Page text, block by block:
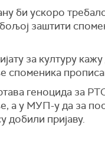
би ускоро
заштити
за културу
споменика
геноцида за
а у МУП-у да за
добили пријаву.